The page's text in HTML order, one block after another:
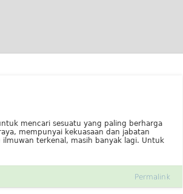
mencari sesuatu yang paling berharga
mempunyai kekuasaan dan jabatan
terkenal, masih banyak lagi. Untuk
Permalink